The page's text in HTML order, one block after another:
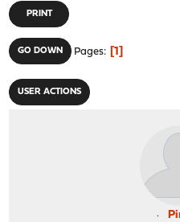
PRINT
GO DOWN Pages 1
USER ACTIONS